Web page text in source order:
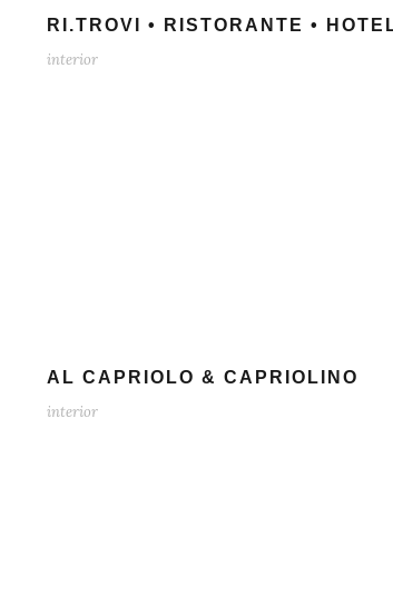
RI.TROVI • RISTORANTE •
interior
AL CAPRIOLO & CAPRIOLINO
interior